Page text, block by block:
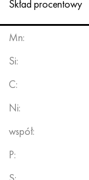
Skład procentowy
Mn:
Si:
C:
Ni:
współ:
P: